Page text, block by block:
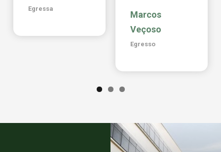
Egressa
Marcos
Veçoso
Egresso